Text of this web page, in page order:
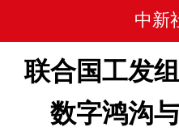
中新
联合国工发
数字鸿沟